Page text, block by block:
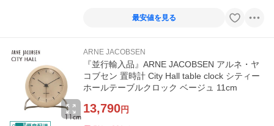
最安値を見る
ARNE JACOBSEN
『並行輸入品』ARNE JACOBSEN アルネ・ヤ
コブセン 置時計 City Hall table clock シティー
ホールテーブルクロック ベージュ 11cm
13,790円